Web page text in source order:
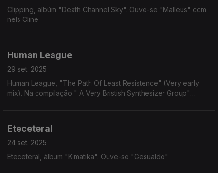
Clipping, albúm "Death Channel Sky". Ouve-se "Malleus" com
nels Cline
Human League
29 set. 2025
Human League, "The Path Of Least Resistence" (Very early
mix). Na compilação " A Very Bristish Synthesizer Group"
Eteceteral
24 set. 2025
Eteceteral, álbum "Kimatika". Ouve-se "Gesualdo"